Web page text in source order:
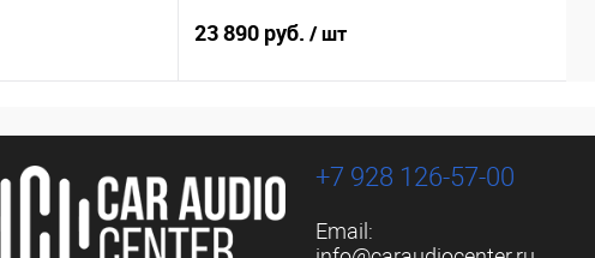
23 890 руб. / шт
+7 928 126-57-00
Email: